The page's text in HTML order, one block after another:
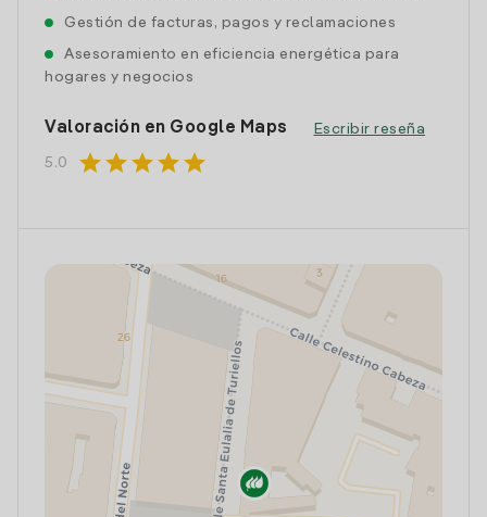
Gestión de facturas, pagos y reclamaciones
Asesoramiento en eficiencia energética para
hogares y negocios
Valoración en Google Maps
5.0 starstarstarstarstar
Escribir reseña